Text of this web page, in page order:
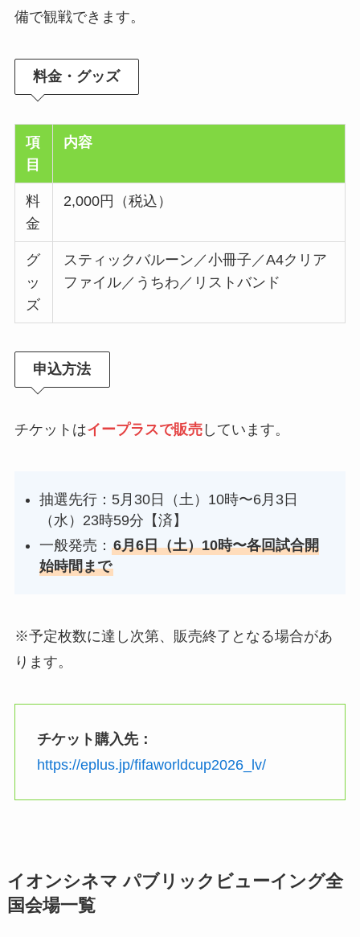
備で観戦できます。
料金・グッズ
項
目
内容
料
金
2,000円（税込）
グ
ッ
ズ
スティックバルーン／小冊子／A4クリア
ファイル／うちわ／リストバンド
申込方法
チケットはイープラスで販売しています。
抽選先行：5月30日（土）10時〜6月3日
（水）23時59分【済】
一般発売：6月6日（土）10時〜各回試合開
始時間まで
※予定枚数に達し次第、販売終了となる場合があ
ります。
チケット購入先：
https://eplus.jp/fifaworldcup2026_lv/
イオンシネマ パブリックビューイング全
国会場一覧